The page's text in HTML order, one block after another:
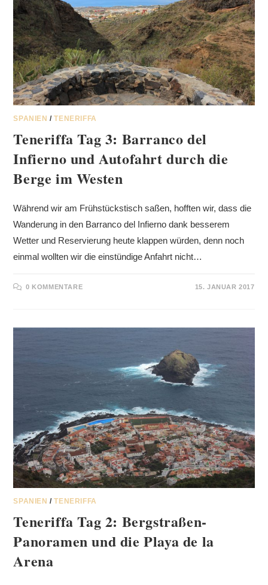
SPANIEN /TENERIFFA
Teneriffa Tag 3: Barranco del
Infierno und Autofahrt durch die
Berge im Westen
Während wir am Frühstückstisch saßen, hofften wir, dass die
Wanderung in den Barranco del Infierno dank besserem
Wetter und Reservierung heute klappen würden, denn noch
einmal wollten wir die einstündige Anfahrt nicht…
0 KOMMENTARE 15. JANUAR 2017
SPANIEN /TENERIFFA
Teneriffa Tag 2: Bergstraßen-
Panoramen und die Playa de la
Arena